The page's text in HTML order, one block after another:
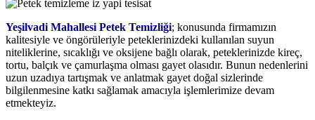
Yeşilvadi Mahallesi Petek Temizliği; konusunda firmamızın
kalitesiyle ve öngörüleriyle peteklerinizdeki kullanılan suyun
niteliklerine, sıcaklığı ve oksijene bağlı olarak, peteklerinizde kireç,
tortu, balçık ve çamurlaşma olması gayet olasıdır. Bunun nedenlerini
uzun uzadıya tartışmak ve anlatmak gayet doğal sizlerinde
bilgilenmesine katkı sağlamak amacıyla işlemlerimize devam
etmekteyiz.